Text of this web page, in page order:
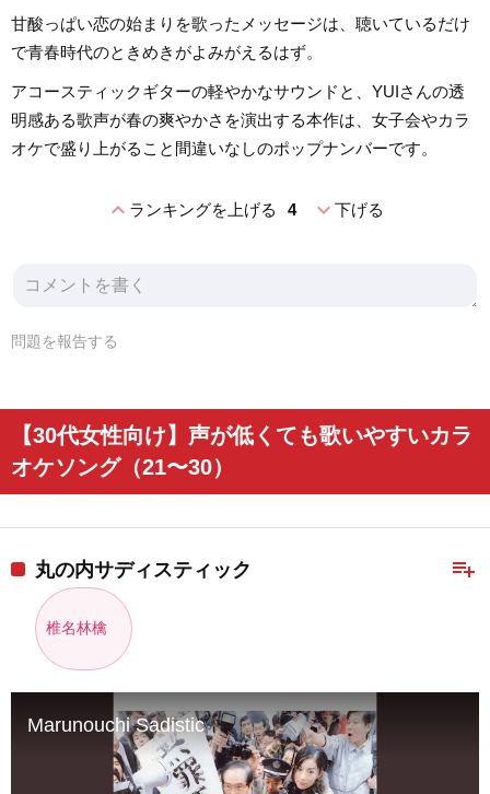
甘酸っぱい恋の始まりを歌ったメッセージは、聴いているだけ
で青春時代のときめきがよみがえるはず。
アコースティックギターの軽やかなサウンドと、YUIさんの透
明感ある歌声が春の爽やかさを演出する本作は、女子会やカラ
オケで盛り上がること間違いなしのポップナンバーです。
expand_lessランキングを上げる 4 expand_more下げる
問題を報告する
【30代女性向け】声が低くても歌いやすいカラ
オケソング（21〜30）
playlist_add
丸の内サディスティック
椎名林檎
Marunouchi Sadistic